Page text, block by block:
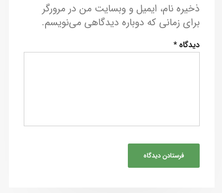
ذخیره نام، ایمیل و وبسایت من در مرورگر
برای زمانی که دوباره دیدگاهی می‌نویسم.
دیدگاه*